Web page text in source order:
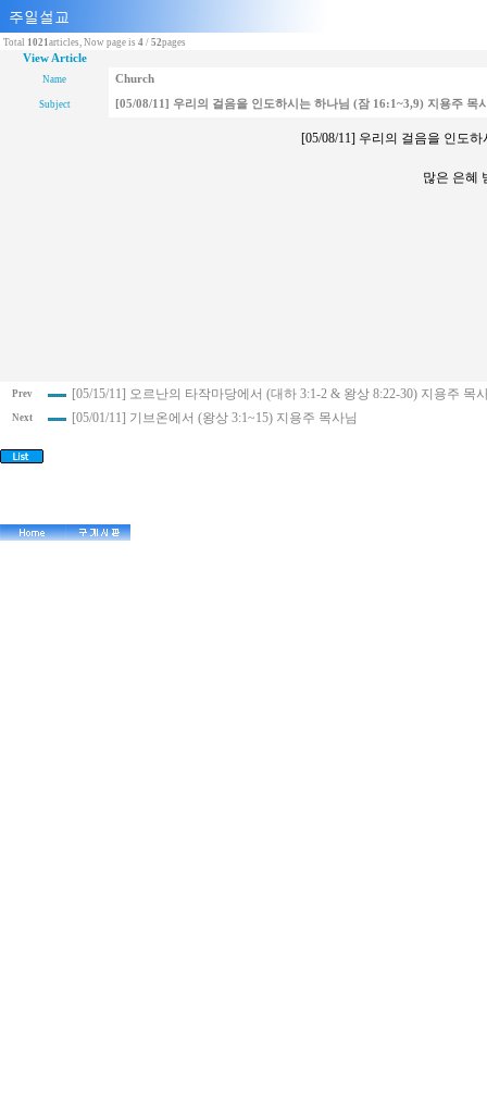
Total 1021articles, Now page is 4 / 52pages
View Article
Name Church
Subject [05/08/11] 우리의 걸음을 인도하시는 하나님 (잠 16:1~3,9) 지용주 목
[05/08/11] 우리의 걸음을 인도
많은 은혜
Prev [05/15/11] 오르난의 타작마당에서 (대하 3:1-2 & 왕상 8:22-30) 지용주 목
Next [05/01/11] 기브온에서 (왕상 3:1~15) 지용주 목사님